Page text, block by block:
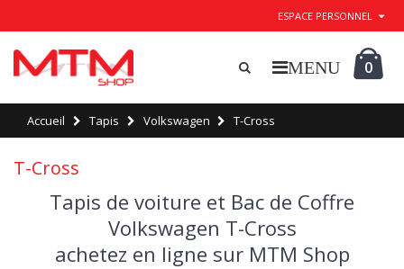
ESPACE PERSONNEL
0
Accueil Tapis Volkswagen T-Cross
T-Cross
Tapis de voiture et Bac de Coffre
Volkswagen T-Cross
achetez en ligne sur MTM Shop